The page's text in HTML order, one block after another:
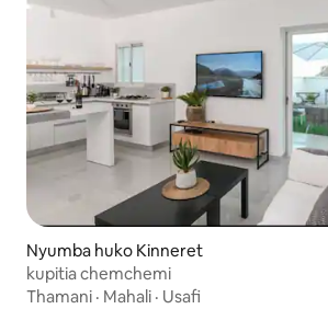
Nyumba huko Kinneret
kupitia chemchemi
Thamani · Mahali · Usafi